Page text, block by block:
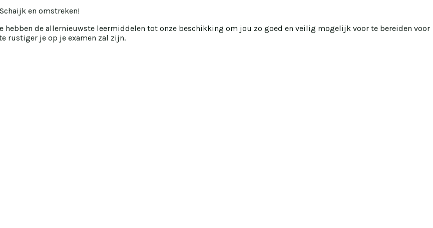
en omstreken!
hebben de allernieuwste leermiddelen tot onze beschikking om jou zo goed en veilig mogelijk voor te bereiden voor
rustiger je op je examen zal zijn.